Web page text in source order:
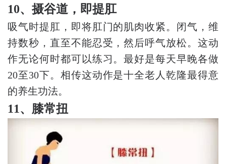
10、摄谷道，即提肛
吸气时提肛，即将肛门的肌肉收紧。闭气，维
持数秒，直至不能忍受，然后呼气放松。这动
作无论何时都可以练习。最好是每天早晚各做
20至30下。相传这动作是十全老人乾隆最得意
的养生功法。
11、膝常扭